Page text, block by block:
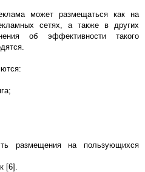
может размещаться как на
сетях, а также в других
об эффективности такого
размещения на пользующихся
[6].